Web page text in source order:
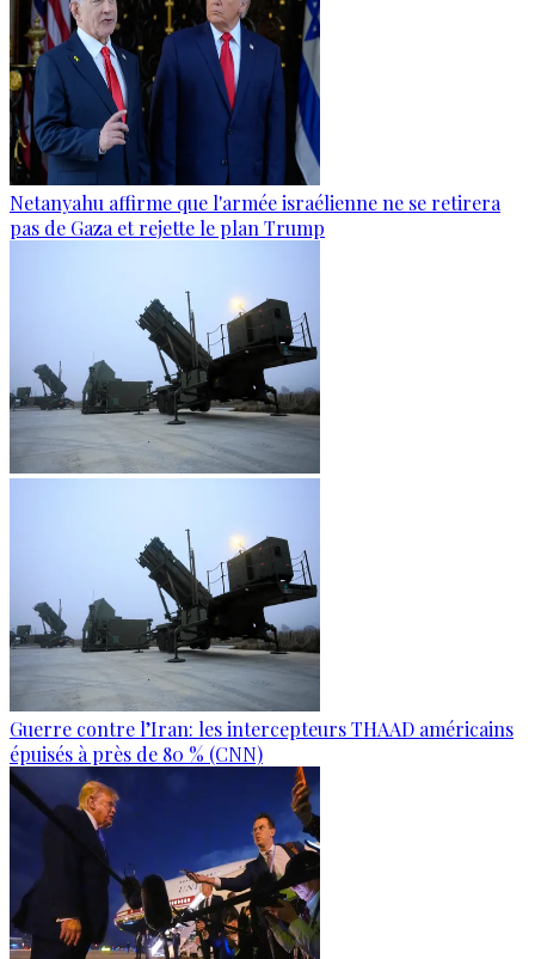
Netanyahu affirme que l'armée israélienne ne se retirera
pas de Gaza et rejette le plan Trump
Guerre contre l’Iran: les intercepteurs THAAD américains
épuisés à près de 80 % (CNN)